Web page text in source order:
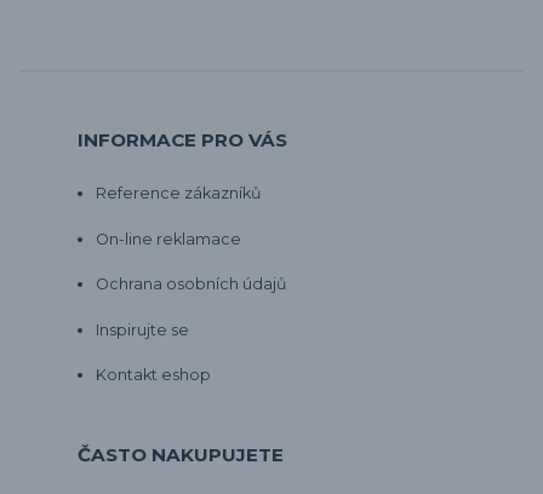
INFORMACE PRO VÁS
Reference zákazníků
On-line reklamace
Ochrana osobních údajů
Inspirujte se
Kontakt eshop
ČASTO NAKUPUJETE